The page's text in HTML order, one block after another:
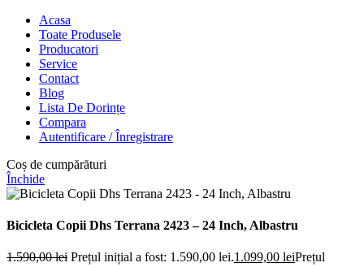
Acasa
Toate Produsele
Producatori
Service
Contact
Blog
Lista De Dorințe
Compara
Autentificare / Înregistrare
Coș de cumpărături
Închide
Bicicleta Copii Dhs Terrana 2423 – 24 Inch, Albastru
1.590,00lei Prețul inițial a fost: 1.590,00 lei.1.099,00 leiPrețul